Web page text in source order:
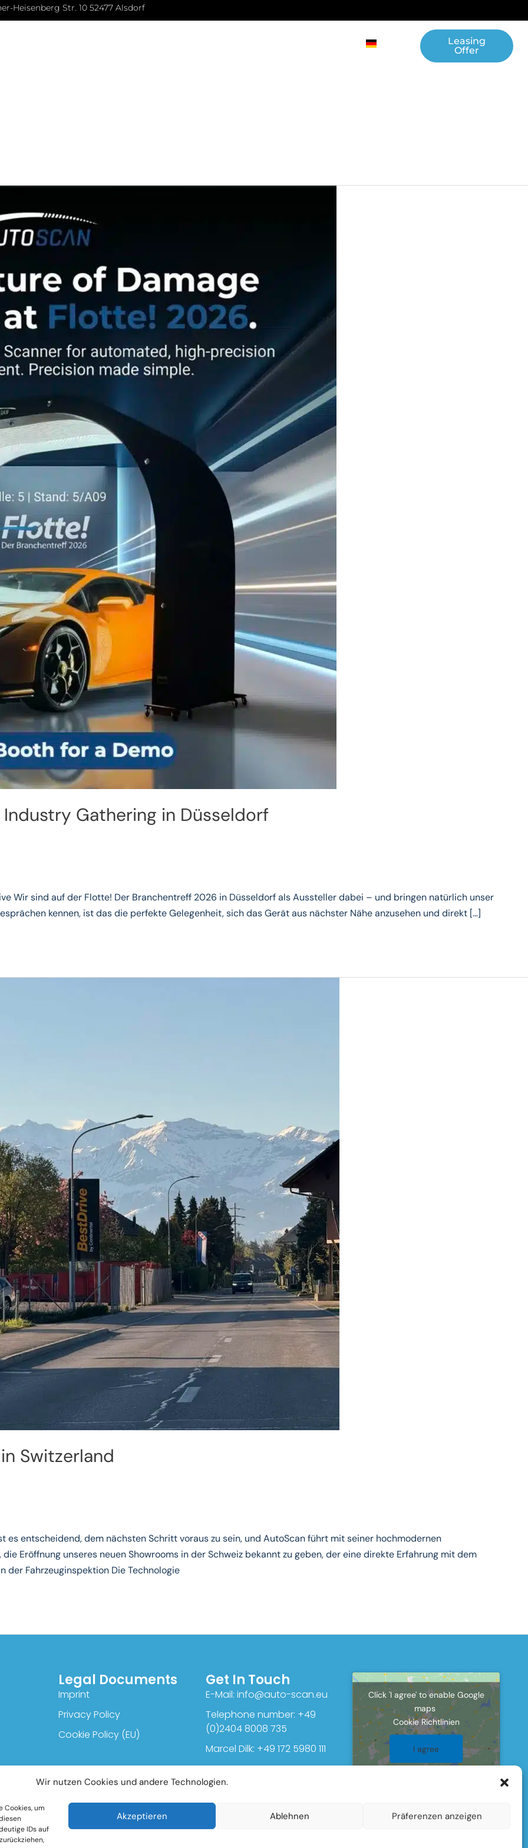
Wir nutzen Cookies und andere Technologien.
Cookies, um
IDs auf
Akzeptieren Ablehnen Präferenzen anzeigen
Heisenberg Str. 10 52477 Alsdorf
German
Leasing
Offer
Gathering in Düsseldorf
Wir sind auf der Flotte! Der Branchentreff 2026 in Düsseldorf als Aussteller dabei – und bringen natürlich unser
kennen, ist das die perfekte Gelegenheit, sich das Gerät aus nächster Nähe anzusehen und direkt […]
Switzerland
entscheidend, dem nächsten Schritt voraus zu sein, und AutoScan führt mit seiner hochmodernen
Eröffnung unseres neuen Showrooms in der Schweiz bekannt zu geben, der eine direkte Erfahrung mit dem
Fahrzeuginspektion Die Technologie
Legal Documents
Imprint
Privacy Policy
Cookie Policy (EU)
Get In Touch
E-Mail: info@auto-scan.eu
Telephone number: +49
(0)2404 8008 735
Marcel Dilk: +49 172 5980 111
Click 'I agree' to enable Google
maps
Cookie Richtlinien
I agree